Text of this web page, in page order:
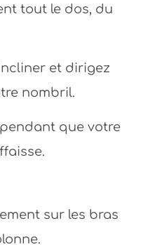
tout le dos, du
et dirigez
nombril.
que votre
sur les bras